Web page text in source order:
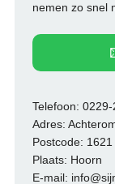
nemen zo snel
Telefoon:
Adres:
Postcode: 1621
Plaats: Hoorn
E-mail: